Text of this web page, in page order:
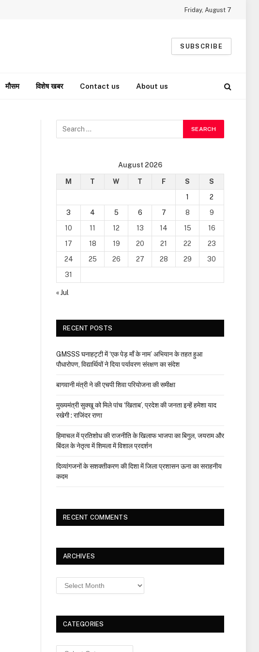
Friday, August 7
SUBSCRIBE
मौसम विशेष खबर Contact us About us
August 2026
M T W T F S
S
1
2
3
4 5 6 7 8
9
10
11 12 13 14 15
16
17
18 19 20 21 22
23
24
25 26 27 28 29
30
31
« Jul
RECENT POSTS
GMSSS घनाहट्टी में ‘एक पेड़ माँ के नाम’ अभियान के तहत हुआ
पौधारोपण, विद्यार्थियों ने दिया पर्यावरण संरक्षण का संदेश
बागवानी मंत्री ने की एचपी शिवा परियोजना की समीक्षा
मुख्यमंत्री सुक्खू को मिले पांच ‘खिताब’, प्रदेश की जनता इन्हें हमेशा याद
रखेगी : राजिंदर राणा
हिमाचल में प्रतिशोध की राजनीति के खिलाफ भाजपा का बिगुल, जयराम और
बिंदल के नेतृत्व में शिमला में विशाल प्रदर्शन
दिव्यांगजनों के सशक्तीकरण की दिशा में जिला प्रशासन ऊना का सराहनीय
कदम
RECENT COMMENTS
ARCHIVES
Archives
CATEGORIES
Categories